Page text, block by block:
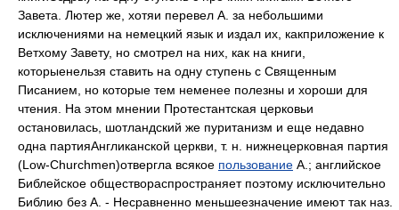
Завета. Лютер же, хотяи перевел А. за небольшими
исключениями на немецкий язык и издал их, какприложение к
Ветхому Завету, но смотрел на них, как на книги,
которыенельзя ставить на одну ступень с Священным
Писанием, но которые тем неменее полезны и хороши для
чтения. На этом мнении Протестантская церковьи
остановилась, шотландский же пуританизм и еще недавно
одна партияАнгликанской церкви, т. н. нижнецерковная партия
(Low-Churchmen)отвергла всякое пользование А.; английское
Библейское обществораспространяет поэтому исключительно
Библию без А. - Несравненно меньшеезначение имеют так наз.